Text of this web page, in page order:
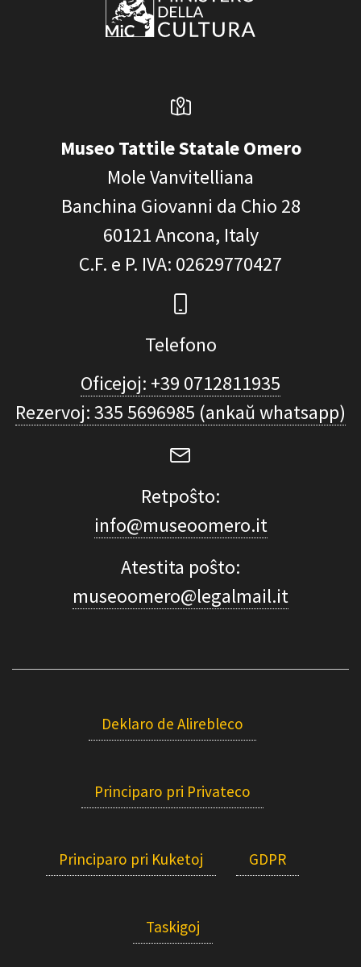
Museo Tattile Statale Omero
Mole Vanvitelliana
Banchina Giovanni da Chio 28
60121Ancona, Italy
C.F. e P. IVA: 02629770427
Telefono
Oficejoj: +39 0712811935
Rezervoj: 335 5696985 (ankaŭ whatsapp)
Retpoŝto:
info@museoomero.it
Atestita poŝto:
museoomero@legalmail.it
Deklaro de Alirebleco
Principaro pri Privateco
Principaro pri Kuketoj GDPR
Taskigoj